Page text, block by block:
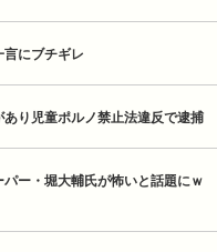
にブチギレ
り児童ポルノ禁止法違反で逮捕
パー・堀大輔氏が怖いと話題にｗ